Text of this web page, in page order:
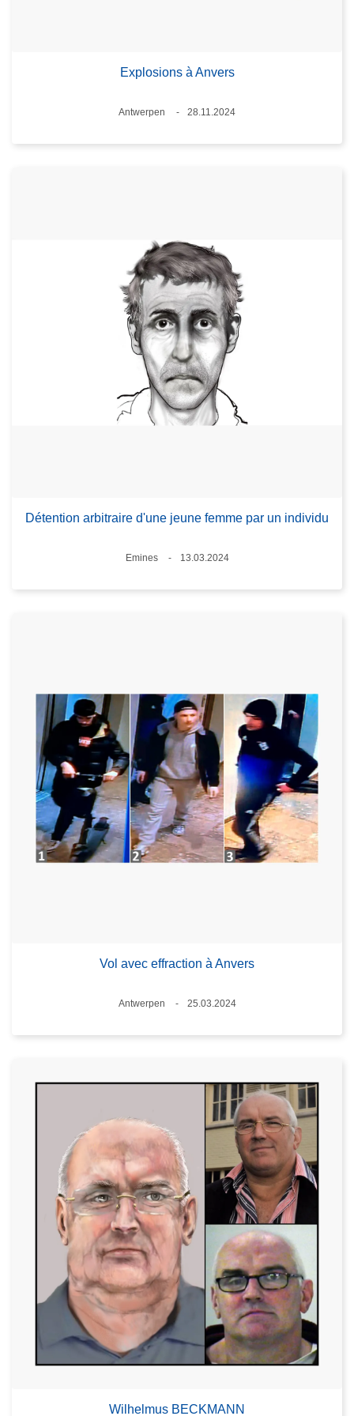
Explosions à Anvers
Standort
Antwerpen
28.11.2024
Détention arbitraire d'une jeune femme par un individu
Standort
Emines
13.03.2024
Vol avec effraction à Anvers
Standort
Antwerpen
25.03.2024
Wilhelmus BECKMANN